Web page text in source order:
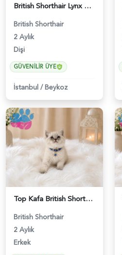
British Shorthair Lynx Point Güzel Kızımız - 4640
British Shorthair
2 Aylık
Dişi
GÜVENILIR ÜYE
İstanbul /Beykoz
Top Kafa British Shorthair Blue Point Yakışıklımız - 4641
British Shorthair
2 Aylık
Erkek